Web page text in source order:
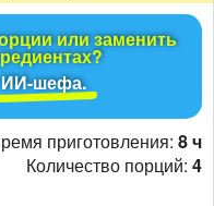
или заменить
ИИ-шефа.
приготовления: 8 ч
Количество порций: 4